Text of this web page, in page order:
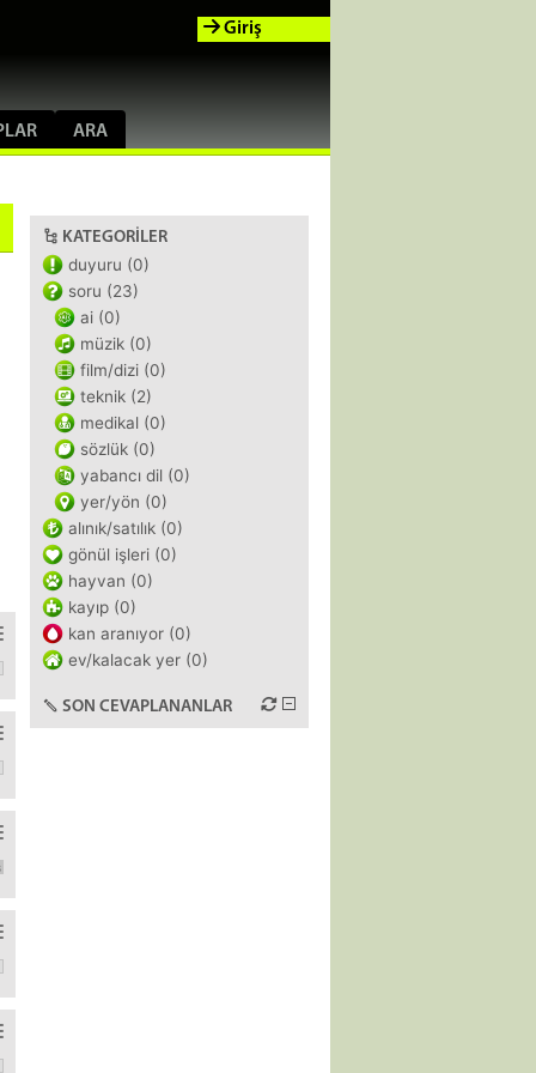
ARA
Giriş
bu isimler ekranin belli yerlerinde olmali gorsellik
yapacağım ben var mı bir yolu bu işin:( nasıl engelledilerse bunu
KATEGORILER
duyuru (0)
soru (23)
ai (0)
müzik (0)
film/dizi (0)
teknik (2)
medikal (0)
sözlük (0)
yabancı dil (0)
yer/yön (0)
alınık/satılık (0)
gönül işleri (0)
hayvan (0)
kayıp (0)
kan aranıyor (0)
ev/kalacak yer (0)
SON CEVAPLANANLAR